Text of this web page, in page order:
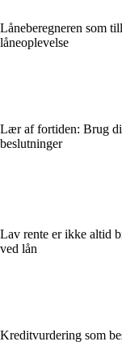
Låneberegneren som
låneoplevelse
Lær af fortiden: Brug
beslutninger
Lav rente er ikke altid
ved lån
Kreditvurdering som